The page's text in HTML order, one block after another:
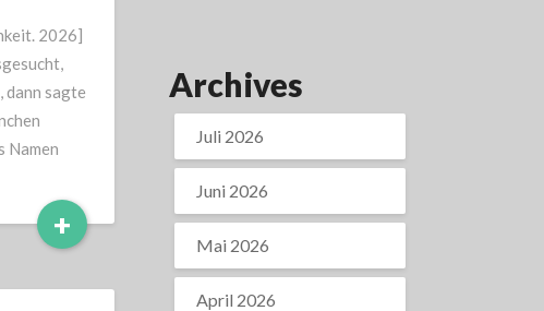
2026]
dann sagte
Namen
+Read
More
Archives
Juli 2026
Juni 2026
Mai 2026
April 2026